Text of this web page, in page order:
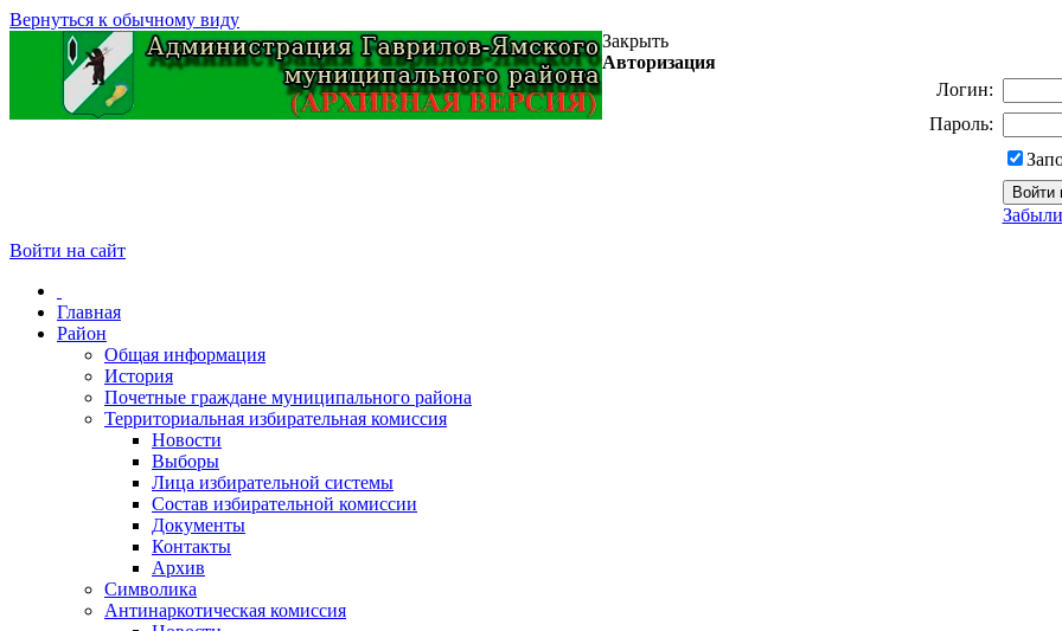
Вернуться к обычному виду
Закрыть
Авторизация
Логин:
Пароль:
Войти на сайт
Главная
Район
Общая информация
История
Почетные граждане муниципального района
Территориальная избирательная комиссия
Новости
Выборы
Лица избирательной системы
Состав избирательной комиссии
Документы
Контакты
Архив
Символика
Антинаркотическая комиссия